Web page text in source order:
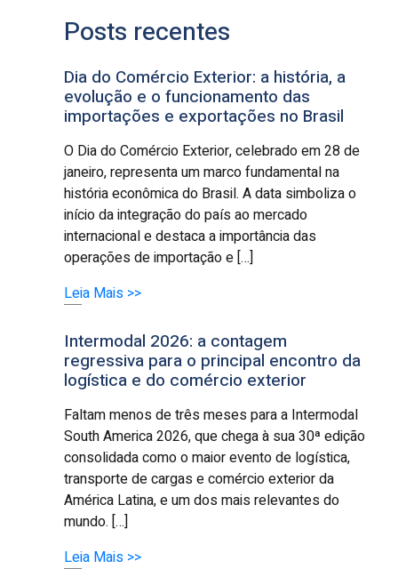
Posts recentes
Dia do Comércio Exterior: a história, a
evolução e o funcionamento das
importações e exportações no Brasil
O Dia do Comércio Exterior, celebrado em 28 de
janeiro, representa um marco fundamental na
história econômica do Brasil. A data simboliza o
início da integração do país ao mercado
internacional e destaca a importância das
operações de importação e […]
Leia Mais >>
Intermodal 2026: a contagem
regressiva para o principal encontro da
logística e do comércio exterior
Faltam menos de três meses para a Intermodal
South America 2026, que chega à sua 30ª edição
consolidada como o maior evento de logística,
transporte de cargas e comércio exterior da
América Latina, e um dos mais relevantes do
mundo. […]
Leia Mais >>